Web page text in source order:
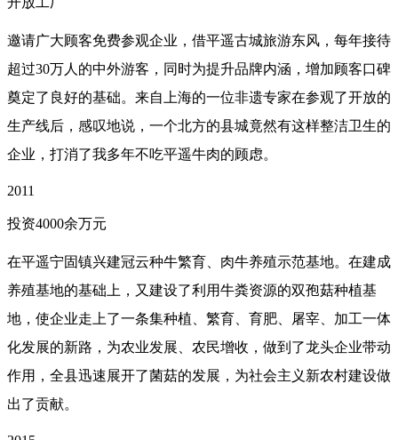
邀请广大顾客免费参观企业，借平遥古城旅游东风，每年接待
超过30万人的中外游客，同时为提升品牌内涵，增加顾客口碑
奠定了良好的基础。来自上海的一位非遗专家在参观了开放的
生产线后，感叹地说，一个北方的县城竟然有这样整洁卫生的
企业，打消了我多年不吃平遥牛肉的顾虑。
2011
投资4000余万元
在平遥宁固镇兴建冠云种牛繁育、肉牛养殖示范基地。在建成
养殖基地的基础上，又建设了利用牛粪资源的双孢菇种植基
地，使企业走上了一条集种植、繁育、育肥、屠宰、加工一体
化发展的新路，为农业发展、农民增收，做到了龙头企业带动
作用，全县迅速展开了菌菇的发展，为社会主义新农村建设做
出了贡献。